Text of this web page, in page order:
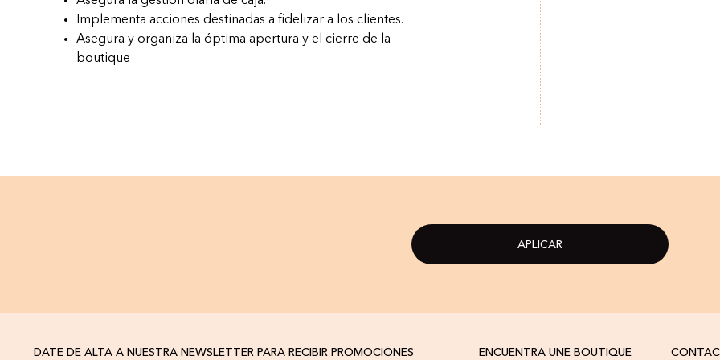
Implementa acciones destinadas a fidelizar a los clientes.
Asegura y organiza la óptima apertura y el cierre de la
boutique
APLICAR
DATE DE ALTA A NUESTRA NEWSLETTER PARA RECIBIR PROMOCIONES ENCUENTRA UNE BOUTIQUE